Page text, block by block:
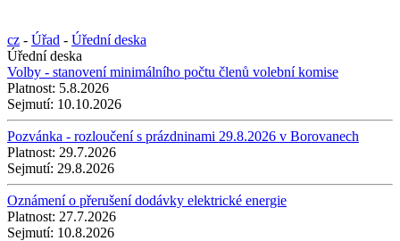
cz - Úřad - Úřední deska
Úřední deska
Volby - stanovení minimálního počtu členů volební komise
Platnost: 5.8.2026
Sejmutí: 10.10.2026
Pozvánka - rozloučení s prázdninami 29.8.2026 v Borovanech
Platnost: 29.7.2026
Sejmutí: 29.8.2026
Oznámení o přerušení dodávky elektrické energie
Platnost: 27.7.2026
Sejmutí: 10.8.2026